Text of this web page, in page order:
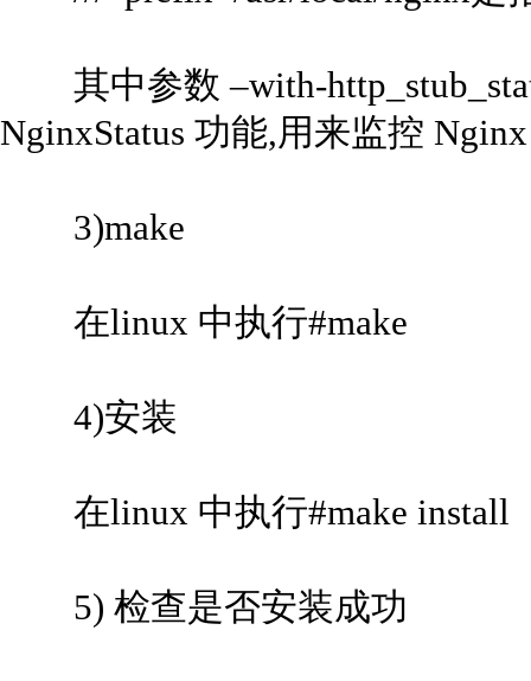
其中参数 –with-
NginxStatus 功能,用来监控
3)make
在linux 中执行#make
4)安装
在linux 中执行#make install
5) 检查是否安装成功